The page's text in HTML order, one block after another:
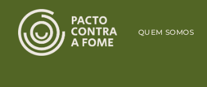
QUEM SOMOS